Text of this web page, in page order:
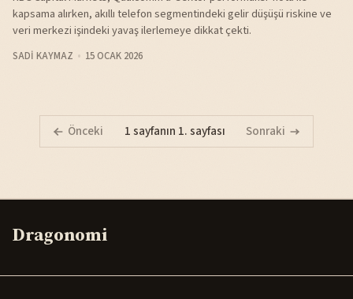
kapsama alırken, akıllı telefon segmentindeki gelir düşüşü riskine ve
veri merkezi işindeki yavaş ilerlemeye dikkat çekti.
SADI KAYMAZ 15 OCAK 2026
Önceki 1 sayfanın 1. sayfası Sonraki
Dragonomi